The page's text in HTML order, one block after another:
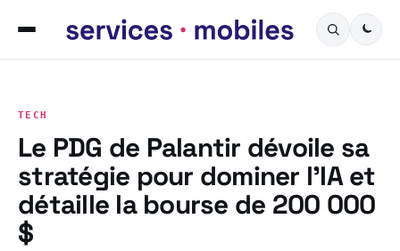
TECH
Le PDG de Palantir dévoile sa
stratégie pour dominer l’IA et
détaille la bourse de 200 000
$